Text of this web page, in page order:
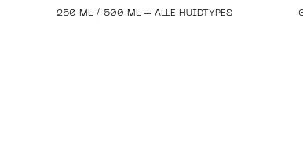
250 ML / 500 ML – ALLE HUIDTYPES